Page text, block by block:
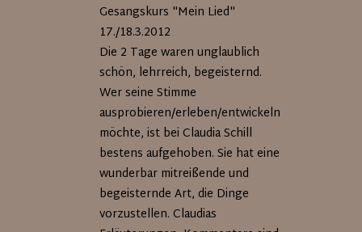
Gesangskurs "Mein Lied"
17./18.3.2012
Die 2 Tage waren unglaublich
schön, lehrreich, begeisternd.
Wer seine Stimme
ausprobieren/erleben/entwickeln
möchte, ist bei Claudia Schill
bestens aufgehoben. Sie hat eine
wunderbar mitreißende und
begeisternde Art, die Dinge
vorzustellen. Claudias